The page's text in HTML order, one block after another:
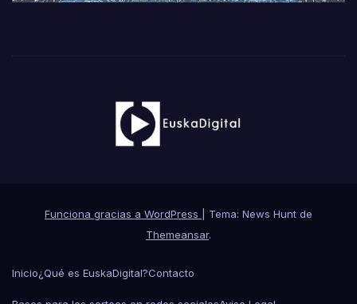
Funciona gracias a WordPress
Tema: News Hunt de
Themeansar.
Inicio¿Qué es EuskaDigital?Contacto